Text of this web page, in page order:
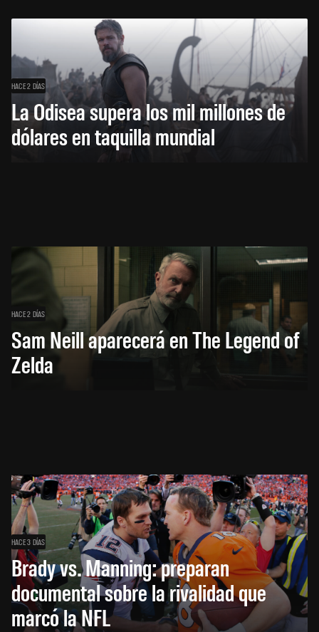
HACE 2 DÍAS
La Odisea supera los mil millones de
dólares en taquilla mundial
HACE 2 DÍAS
Sam Neill aparecerá en The Legend of
Zelda
HACE 3 DÍAS
Brady vs. Manning: preparan
documental sobre la rivalidad que
marcó la NFL